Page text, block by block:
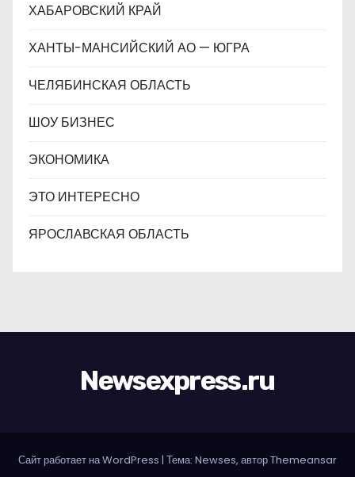
ХАБАРОВСКИЙ КРАЙ
ХАНТЫ-МАНСИЙСКИЙ АО — ЮГРА
ЧЕЛЯБИНСКАЯ ОБЛАСТЬ
ШОУ БИЗНЕС
ЭКОНОМИКА
ЭТО ИНТЕРЕСНО
ЯРОСЛАВСКАЯ ОБЛАСТЬ
Newsexpress.ru
Сайт работает на WordPress | Тема: Newses, авторThemeansar